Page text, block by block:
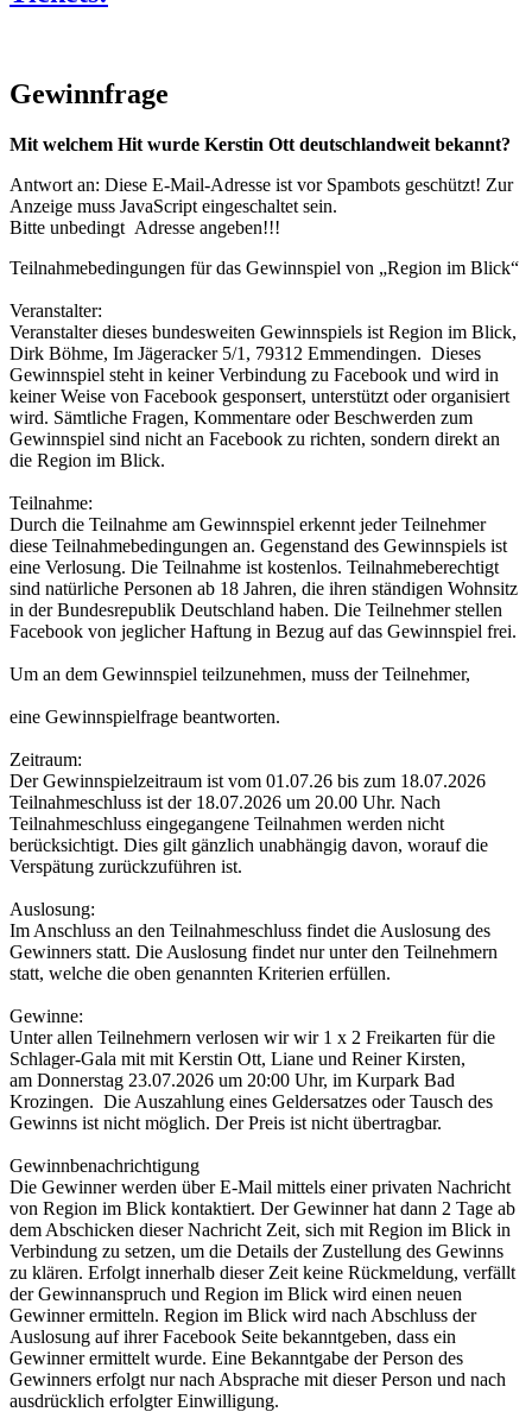
Gewinnfrage
Mit welchem Hit wurde Kerstin Ott deutschlandweit bekannt?
Antwort an: Diese E-Mail-Adresse ist vor Spambots geschützt! Zur
Anzeige muss JavaScript eingeschaltet sein.
Bitte unbedingt Adresse angeben!!!
Teilnahmebedingungen für das Gewinnspiel von „Region im Blick“
Veranstalter:
Veranstalter dieses bundesweiten Gewinnspiels ist Region im Blick,
Dirk Böhme, Im Jägeracker 5/1, 79312 Emmendingen. Dieses
Gewinnspiel steht in keiner Verbindung zu Facebook und wird in
keiner Weise von Facebook gesponsert, unterstützt oder organisiert
wird. Sämtliche Fragen, Kommentare oder Beschwerden zum
Gewinnspiel sind nicht an Facebook zu richten, sondern direkt an
die Region im Blick.
Teilnahme:
Durch die Teilnahme am Gewinnspiel erkennt jeder Teilnehmer
diese Teilnahmebedingungen an. Gegenstand des Gewinnspiels ist
eine Verlosung. Die Teilnahme ist kostenlos. Teilnahmeberechtigt
sind natürliche Personen ab 18 Jahren, die ihren ständigen Wohnsitz
in der Bundesrepublik Deutschland haben. Die Teilnehmer stellen
Facebook von jeglicher Haftung in Bezug auf das Gewinnspiel frei.
Um an dem Gewinnspiel teilzunehmen, muss der Teilnehmer,
eine Gewinnspielfrage beantworten.
Zeitraum:
Der Gewinnspielzeitraum ist vom 01.07.26 bis zum 18.07.2026
Teilnahmeschluss ist der 18.07.2026 um 20.00 Uhr. Nach
Teilnahmeschluss eingegangene Teilnahmen werden nicht
berücksichtigt. Dies gilt gänzlich unabhängig davon, worauf die
Verspätung zurückzuführen ist.
Auslosung:
Im Anschluss an den Teilnahmeschluss findet die Auslosung des
Gewinners statt. Die Auslosung findet nur unter den Teilnehmern
statt, welche die oben genannten Kriterien erfüllen.
Gewinne:
Unter allen Teilnehmern verlosen wir wir 1 x 2 Freikarten für die
Schlager-Gala mit mit Kerstin Ott, Liane und Reiner Kirsten,
am Donnerstag 23.07.2026 um 20:00 Uhr, im Kurpark Bad
Krozingen. Die Auszahlung eines Geldersatzes oder Tausch des
Gewinns ist nicht möglich. Der Preis ist nicht übertragbar.
Gewinnbenachrichtigung
Die Gewinner werden über E-Mail mittels einer privaten Nachricht
von Region im Blick kontaktiert. Der Gewinner hat dann 2 Tage ab
dem Abschicken dieser Nachricht Zeit, sich mit Region im Blick in
Verbindung zu setzen, um die Details der Zustellung des Gewinns
zu klären. Erfolgt innerhalb dieser Zeit keine Rückmeldung, verfällt
der Gewinnanspruch und Region im Blick wird einen neuen
Gewinner ermitteln. Region im Blick wird nach Abschluss der
Auslosung auf ihrer Facebook Seite bekanntgeben, dass ein
Gewinner ermittelt wurde. Eine Bekanntgabe der Person des
Gewinners erfolgt nur nach Absprache mit dieser Person und nach
ausdrücklich erfolgter Einwilligung.